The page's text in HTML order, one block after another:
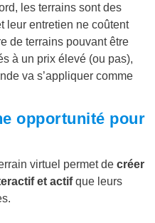
les terrains sont des
leur entretien ne coûtent
de terrains pouvant être
à un prix élevé (ou pas),
va s’appliquer comme
opportunité pour
virtuel permet de créer
et actifque leurs